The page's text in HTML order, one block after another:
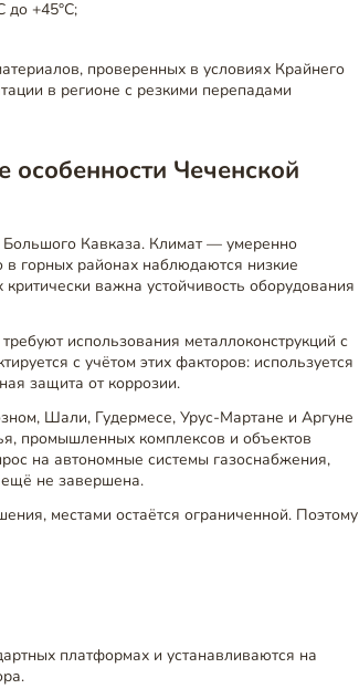
до +45°C;
проверенных в условиях Крайнего
в регионе с резкими перепадами
особенности Чеченской
Кавказа. Климат — умеренно
горных районах наблюдаются низкие
важна устойчивость оборудования
использования металлоконструкций с
с учётом этих факторов: используется
защита от коррозии.
Шали, Гудермесе, Урус-Мартане и Аргуне
промышленных комплексов и объектов
на автономные системы газоснабжения,
ещё не завершена.
местами остаётся ограниченной. Поэтому
платформах и устанавливаются на